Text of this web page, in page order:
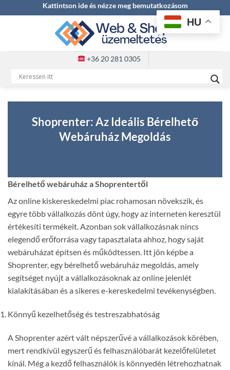
to
Kattintson ide és nézze meg bemutatkozásom
+36 20 281 0305
Shoprenter: Az Ideális Bérelhető
Webáruház Megoldás
Bérelhető webáruház a Shoprentertől
Az online kiskereskedelmi piac rohamosan növekszik, és
egyre több vállalkozás dönt úgy, hogy az interneten keresztül
értékesíti termékeit. Azonban sok vállalkozásnak nincs
elegendő erőforrása vagy tapasztalata ahhoz, hogy saját
webáruházat építsen és működtessen. Itt jön képbe a
Shoprenter, egy bérelhető webáruház megoldás, amely
segítséget nyújt a vállalkozásoknak az online jelenlét
kialakításában és a sikeres e-kereskedelmi tevékenységben.
Könnyű kezelhetőség és testreszabhatóság
A Shoprenter azért vált népszerűvé a vállalkozások körében,
mert rendkívül egyszerű és felhasználóbarát kezelőfelületet
kínál. Még a kezdő felhasználók is könnyedén létrehozhatnak
HU